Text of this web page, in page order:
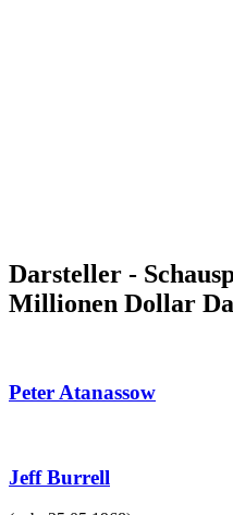
Darsteller -
Millionen Dollar
Peter Atanassow
Jeff Burrell